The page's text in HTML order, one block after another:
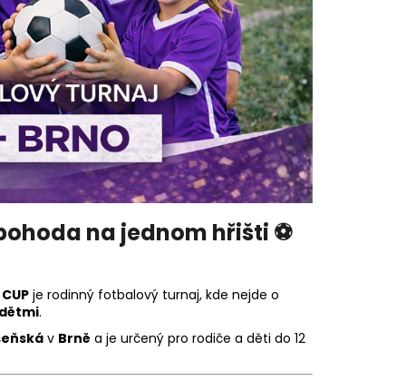
na jednom hřišti ⚽
je rodinný fotbalový turnaj, kde nejde o
.
v Brně a je určený pro rodiče a děti do 12
– ČERNÝ SNAPBACK S